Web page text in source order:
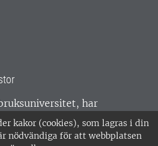
kakor (cookies), som lagras i din
nödvändiga för att webbplatsen
har
Sverige. Huvudorter är
Umeå.SLU är